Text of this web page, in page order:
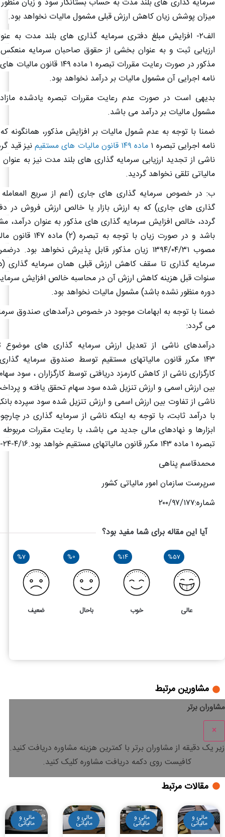
سرمایه گذاری های بلند مدت به حساب بستانکار سود و زیان منظور
میزان پوشش زیان کاهش ارزش قبلی مشمول مالیات نخواهد بود.
الف۲- افزایش مبلغ دفتری سرمایه گذاری های بلند مدت به
ارزیابی ثبت و به عنوان بخشی از حقوق صاحبان سرمایه
مذکور در صورت رعایت مقررات تبصره ۱ ماده ۱۴۹ قانون مالیات
نامه اجرایی آن مشمول مالیات بر درآمد نخواهد بود.
بدیهی است در صورت عدم رعایت مقررات تبصره یادشده مازاد
مشمول مالیات بر درآمد می باشد.
ضمنا با توجه به عدم شمول مالیات بر افزایش مذکور، همانگونه
نامه اجرایی تبصره ۱ ماده ۱۴۹ قانون مالیات های مستقیم
نیز قید
ناشی از تجدید ارزیابی سرمایه گذاری های بلند مدت نیز به عنوان
مالیاتی تلقی نخواهد گردید.
ب: در خصوص سرمایه گذاری های جاری (اعم از سریع المعامله
گذاری های جاری) که به ارزش بازار یا خالص ارزش فروش در
گردد، خالص افزایش سرمایه گذاری های مذکور به عنوان درآمد،
باشد و در صورت زیان با توجه به تبصره (۲) ماده ۱۴۷ قانون
مصوب ۱۳۹۴/۰۴/۳۱ زیان مذکور قابل پذیرش نخواهد بود.
سرمایه گذاری تا سقف کاهش ارزش قبلی همان سرمایه گذاری
سنوات قبل هزینه کاهش ارزش آن در محاسبه خالص افزایش
دوره منظور نشده باشد) مشمول مالیات نخواهد بود.
ضمنا با توجه به ابهامات موجود در خصوص درآمدهای صندوق
می گردد:
درآمدهای ناشی از تعدیل ارزش سرمایه گذاری های موضوع
۱۴۳ مکرر قانون مالیاتهای مستقیم توسط صندوق سرمایه
کارگزاری ناشی از کاهش کارمزد دریافتی توسط کارگزاران ، سود
بین ارزش اسمی و ارزش تنزیل شده سود سهام تحقق یافته و
ناشی از تفاوت بین ارزش اسمی و ارزش تنزیل شده سود سپرده
با درآمد ثابت، با توجه به اینکه ناشی از سرمایه گذاری در
ابزارها و نهادهای مالی جدید می باشد، با رعایت مقررات
تبصره ۱ ماده ۱۴۳ مکرر قانون مالیاتهای مستقیم خواهد بود.۱-۲۴-۴/
محمدقاسم پناهی
سرپرست سازمان امور مالیاتی کشور
شماره:۲۰۰/۹۷/۱۷۷
آیا این مقاله برای شما مفید بود؟
%57
عالی
%14
خوب
%0
باحال
%7
ضعیف
مشاورین مرتبط
مشاوران برتر
×
زیر یک دقیقه از مشاوران برتر باکمترین هزینه مشاوره دریافت کنید.
کافیست روی دکمه دریافت مشاوره کلیک کنید.
مقالات مرتبط
مالی و
مالیاتی
مالی و
مالیاتی
مالی و
مالیاتی
مالی و
مالیاتی